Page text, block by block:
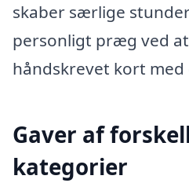
skaber særlige
personligt præg ved
håndskrevet kort med
Gaver af
kategorier